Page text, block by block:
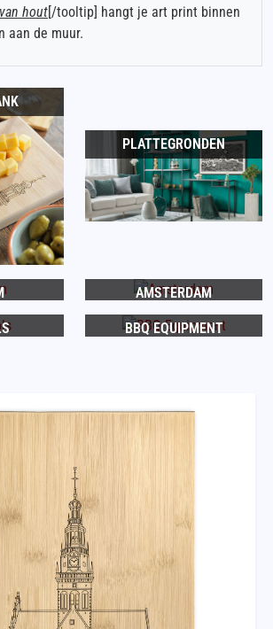
hout[/tooltip] hangt je art print binnen
aan de muur.
PLATTEGRONDEN
AMSTERDAM
BBQ EQUIPMENT